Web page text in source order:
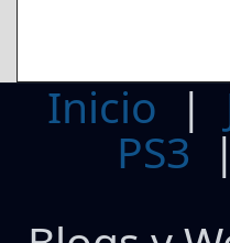
Inicio |
PS3|